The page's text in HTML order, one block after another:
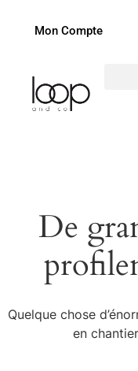
Mon Compte
De
Quelque chose
en